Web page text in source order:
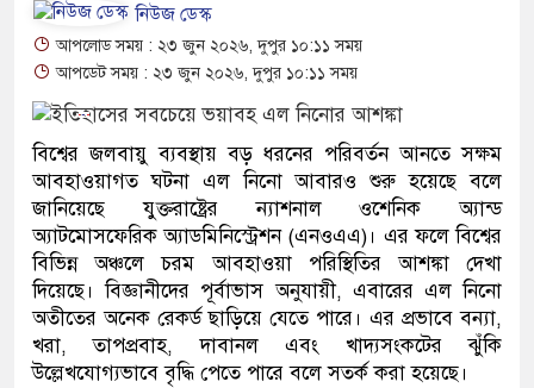
নিউজ ডেস্ক
আপলোড সময় : ২৩ জুন ২০২৬, দুপুর ১০:১১ সময়
আপডেট সময় : ২৩ জুন ২০২৬, দুপুর ১০:১১ সময়
বিশ্বের জলবায়ু ব্যবস্থায় বড় ধরনের পরিবর্তন আনতে সক্ষম
আবহাওয়াগত ঘটনা এল নিনো আবারও শুরু হয়েছে বলে
জানিয়েছে যুক্তরাষ্ট্রের ন্যাশনাল ওশেনিক অ্যান্ড
অ্যাটমোসফেরিক অ্যাডমিনিস্ট্রেশন (এনওএএ)। এর ফলে বিশ্বের
বিভিন্ন অঞ্চলে চরম আবহাওয়া পরিস্থিতির আশঙ্কা দেখা
দিয়েছে। বিজ্ঞানীদের পূর্বাভাস অনুযায়ী, এবারের এল নিনো
অতীতের অনেক রেকর্ড ছাড়িয়ে যেতে পারে। এর প্রভাবে বন্যা,
খরা, তাপপ্রবাহ, দাবানল এবং খাদ্যসংকটের ঝুঁকি
উল্লেখযোগ্যভাবে বৃদ্ধি পেতে পারে বলে সতর্ক করা হয়েছে।